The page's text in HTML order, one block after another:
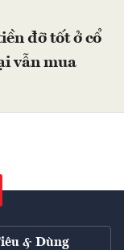
đỡ tốt ở cổ
vẫn mua
& Dùng